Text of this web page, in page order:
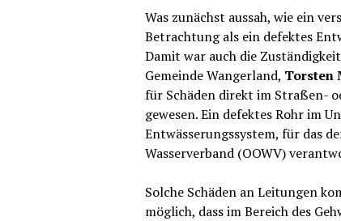
Was zunächst aussah, wie ein
Betrachtung als ein defektes
Damit war auch die
Gemeinde Wangerland, Torsten
für Schäden direkt im Straßen-
gewesen. Ein defektes Rohr im
Entwässerungssystem, für das
Wasserverband (OOWV)
Solche Schäden an Leitungen
möglich, dass im Bereich des